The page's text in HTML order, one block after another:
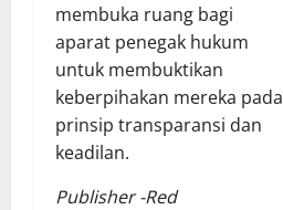
membuka ruang bagi
aparat penegak hukum
untuk membuktikan
keberpihakan mereka pada
prinsip transparansi dan
keadilan.
Publisher -Red